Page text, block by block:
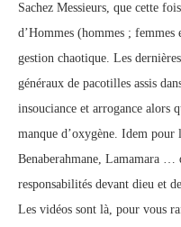
Sachez Messieurs, que cette
d’Hommes (hommes ; femmes
gestion chaotique. Les
généraux de pacotilles assis
insouciance et arrogance alors
manque d’oxygène. Idem pour
Benaberahmane, Lamamara …
responsabilités devant dieu et
Les vidéos sont là, pour vous